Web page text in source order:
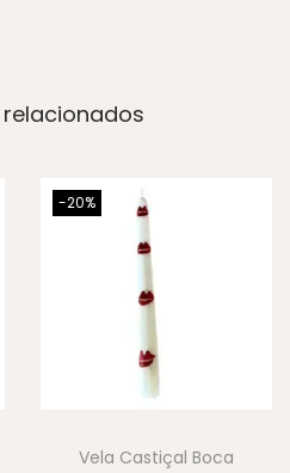
-20%
Vela Castiçal Boca